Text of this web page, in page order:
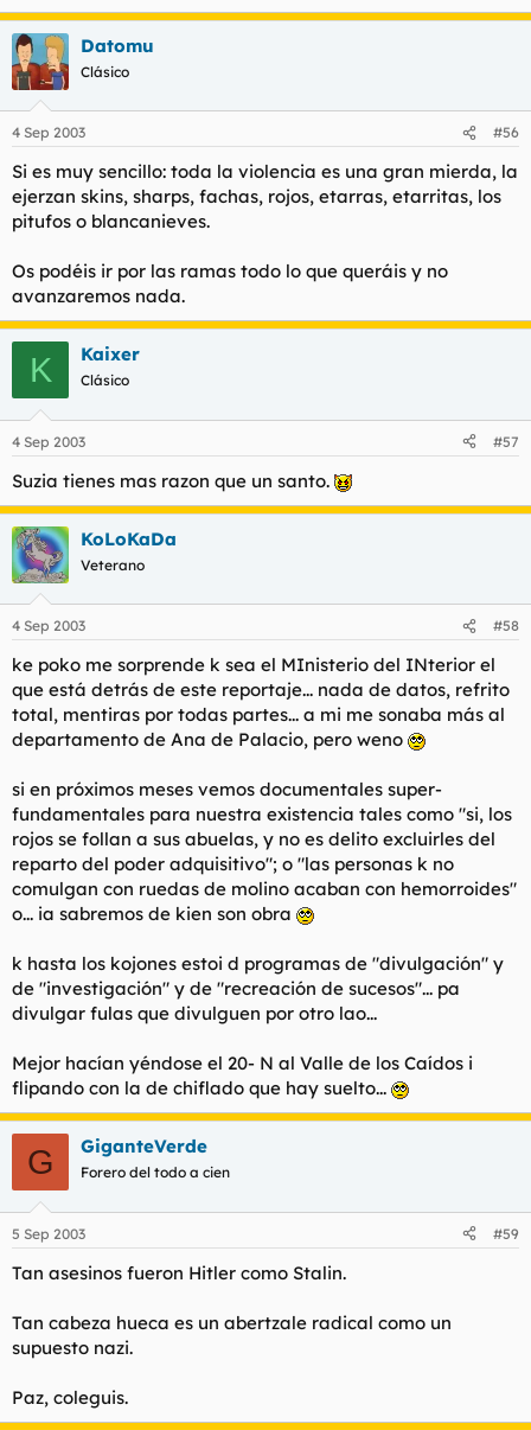
Datomu
Clásico
4 Sep 2003 #56
Si es muy sencillo: toda la violencia es una gran mierda, la
ejerzan skins, sharps, fachas, rojos, etarras, etarritas, los
pitufos o blancanieves.
Os podéis ir por las ramas todo lo que queráis y no
avanzaremos nada.
K Kaixer
Clásico
4 Sep 2003 #57
Suzia tienes mas razon que un santo.
KoLoKaDa
Veterano
4 Sep 2003 #58
ke poko me sorprende k sea el MInisterio del INterior el
que está detrás de este reportaje... nada de datos, refrito
total, mentiras por todas partes... a mi me sonaba más al
departamento de Ana de Palacio, pero weno
si en próximos meses vemos documentales super-
fundamentales para nuestra existencia tales como "si, los
rojos se follan a sus abuelas, y no es delito excluirles del
reparto del poder adquisitivo"; o "las personas k no
comulgan con ruedas de molino acaban con hemorroides"
o... ia sabremos de kien son obra
k hasta los kojones estoi d programas de "divulgación" y
de "investigación" y de "recreación de sucesos"... pa
divulgar fulas que divulguen por otro lao...
Mejor hacían yéndose el 20- N al Valle de los Caídos i
flipando con la de chiflado que hay suelto...
G GiganteVerde
Forero del todo a cien
5 Sep 2003 #59
Tan asesinos fueron Hitler como Stalin.
Tan cabeza hueca es un abertzale radical como un
supuesto nazi.
Paz, coleguis.